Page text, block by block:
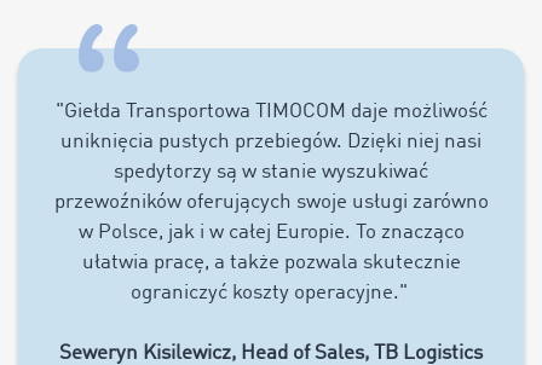
"Giełda Transportowa TIMOCOM daje możliwość
uniknięcia pustych przebiegów. Dzięki niej nasi
spedytorzy są w stanie wyszukiwać
przewoźników oferujących swoje usługi zarówno
w Polsce, jak i w całej Europie. To znacząco
ułatwia pracę, a także pozwala skutecznie
ograniczyć koszty operacyjne."
Seweryn Kisilewicz, Head of Sales, TB Logistics